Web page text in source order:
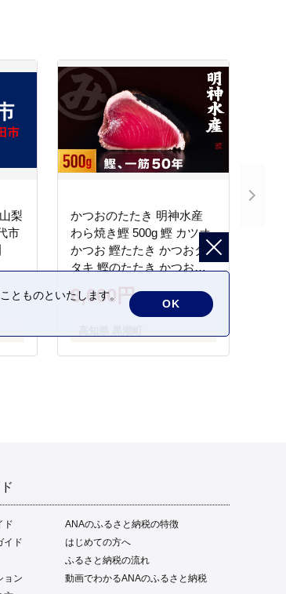
梨
市
かつおのたたき 明神水産
わら焼き鰹 500g 鰹 カツオ
かつお 鰹たたき かつおタ
タキ 鰹のたたき かつおの
タタキ 藁焼き わら焼き 魚
さかな 海鮮 刺身 お刺身 冷
凍 ご家庭用 グルメ 特産品
ご当地 本場 高知 黒潮町 ギ
フト 贈答品 人気 返礼品 ふ
8,000円
ド
ANAのふるさと納税の特徴
イド
はじめての方へ
ふるさと納税の流れ
ョン
動画でわかるANAのふるさと納税
とものといたします。
OK